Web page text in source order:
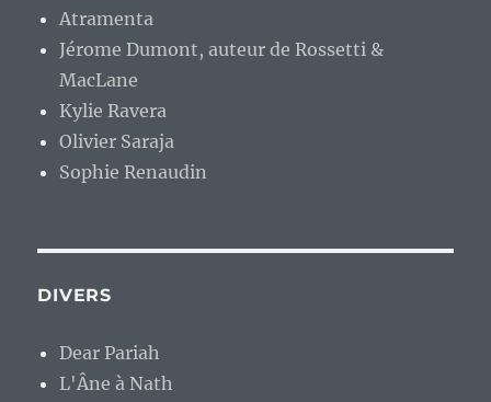
Atramenta
Jérome Dumont, auteur de Rossetti &
MacLane
Kylie Ravera
Olivier Saraja
Sophie Renaudin
DIVERS
Dear Pariah
L'Âne à Nath